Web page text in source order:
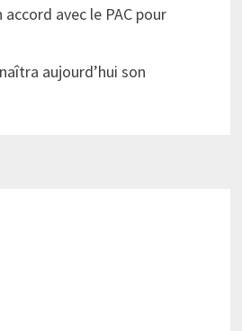
accord avec le PAC pour
aujourd’hui son